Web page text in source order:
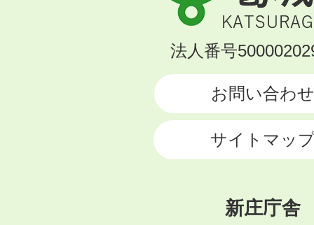
市
KATSURAGI
法人番号
お問い合わせ
サイトマッ
新庄庁舎